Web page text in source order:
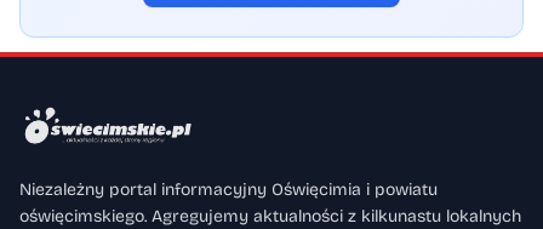
Niezależny portal informacyjny Oświęcimia i powiatu
oświęcimskiego. Agregujemy aktualności z kilkunastu lokalnych